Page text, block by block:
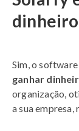
Sim, o
ganhar
organização,
a sua empresa,